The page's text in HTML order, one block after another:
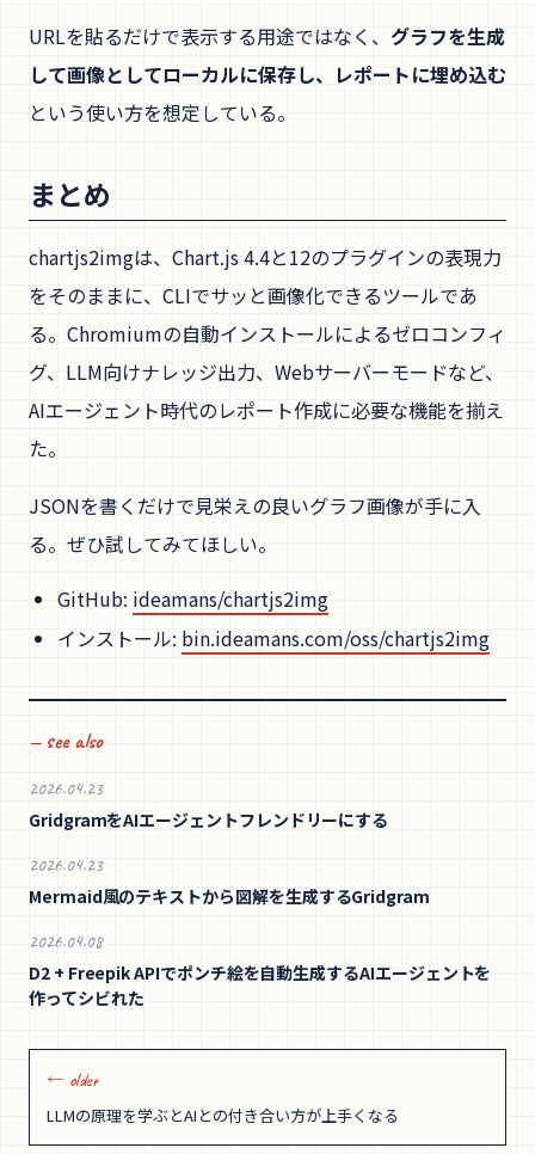
URLを貼るだけで表示する用途ではなく、 グラフを生成
して画像としてローカルに保存し、レポートに埋め込む
という使い方を想定している。
まとめ
chartjs2imgは、Chart.js 4.4と12のプラグインの表現力
をそのままに、CLIでサッと画像化できるツールであ
る。Chromiumの自動インストールによるゼロコンフィ
グ、LLM向けナレッジ出力、Webサーバーモードなど、
AIエージェント時代のレポート作成に必要な機能を揃え
た。
JSONを書くだけで見栄えの良いグラフ画像が手に入
る。ぜひ試してみてほしい。
GitHub: ideamans/chartjs2img
インストール: bin.ideamans.com/oss/chartjs2img
— see also
2026.04.23
GridgramをAIエージェントフレンドリーにする
2026.04.23
Mermaid風のテキストから図解を生成するGridgram
2026.04.08
D2 + Freepik APIでポンチ絵を自動生成するAIエージェントを
作ってシビれた
← older
LLMの原理を学ぶとAIとの付き合い方が上手くなる